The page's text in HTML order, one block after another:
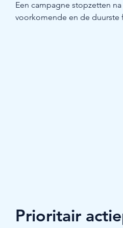
Een campagne stopzetten
voorkomende en de duurste
Prioritair